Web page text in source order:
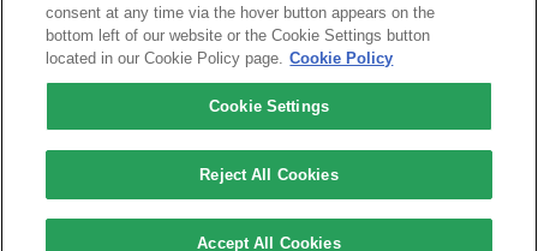
Copyright © nishihara shokai co.,ltd
consent at any time via the hover button appears on the
bottom left of our website or the Cookie Settings button
located in our Cookie Policy page. Cookie Policy
Cookie Settings
Reject All Cookies
Accept All Cookies